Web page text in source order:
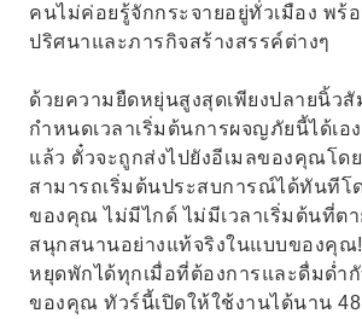
คนไม่ค่อยรู้จักกระจายอยู่ทั่วเมือง พร้
ปริศนาและภารกิจสร้างสรรค์ต่างๆ
ด้วยความยืดหยุ่นสูงสุดเพียงปลายนิ้ว
กำหนดเวลาเริ่มต้นการผจญภัยนี้ได้เอ
แล้ว ตั๋วจะถูกส่งไปยังอีเมลของคุณโด
สามารถเริ่มต้นประสบการณ์ได้ทันทีโ
ของคุณ ไม่มีไกด์ ไม่มีเวลาเริ่มต้นที่ตา
สนุกสนานอย่างแท้จริงในแบบของคุณ
หยุดพักได้ทุกเมื่อที่ต้องการและดื่มด่ำ
ของคุณ ทัวร์นี้เปิดให้ใช้งานได้นาน 48